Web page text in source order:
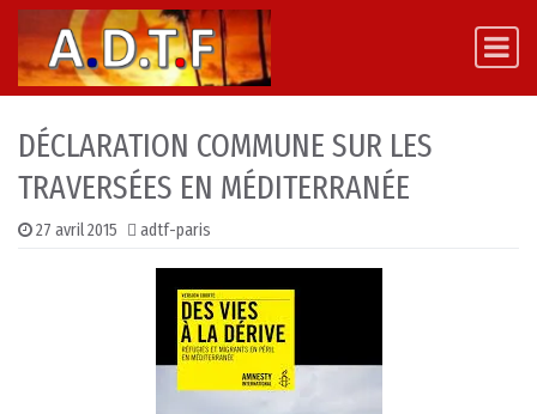
Skip to content
Main Navigation
DÉCLARATION COMMUNE SUR LES
TRAVERSÉES EN MÉDITERRANÉE
27 avril 2015 adtf-paris